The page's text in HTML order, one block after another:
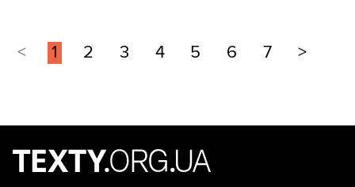
< 1 2 3 4 5 6 7 >